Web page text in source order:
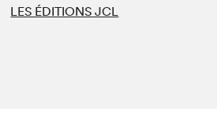
LES ÉDITIONS JCL